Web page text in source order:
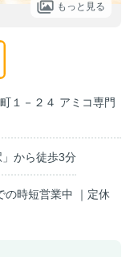
もっと見る
１－２４ アミコ専門
から徒歩3分
時短営業中 ｜定休